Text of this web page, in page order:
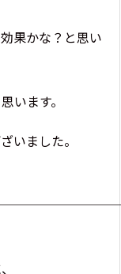
果かな？と思い
います。
いました。